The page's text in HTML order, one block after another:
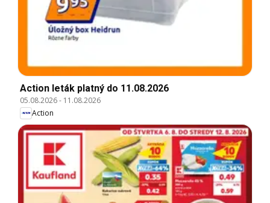
Action leták platný do 11.08.2026
05.08.2026- 11.08.2026
Action